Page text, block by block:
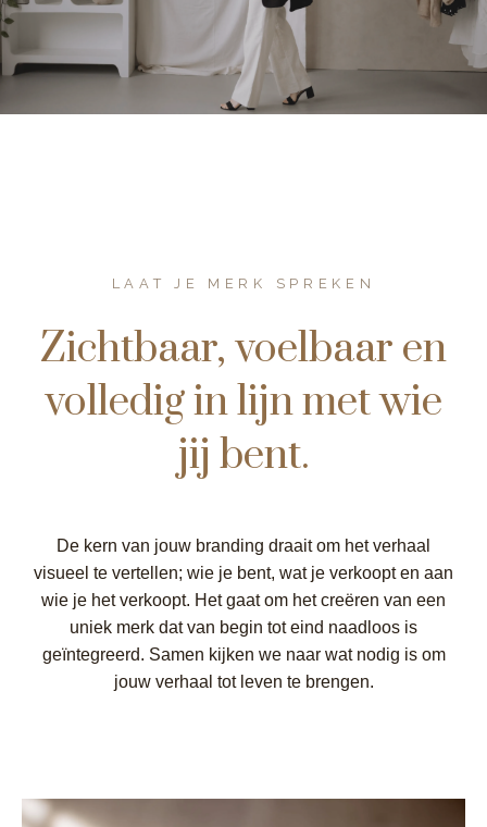
LAAT JE MERK SPREKEN
Zichtbaar, voelbaar en
volledig in lijn met wie
jij bent.
De kern van jouw branding draait om het verhaal
visueel te vertellen; wie je bent, wat je verkoopt en aan
wie je het verkoopt. Het gaat om het creëren van een
uniek merk dat van begin tot eind naadloos is
geïntegreerd. Samen kijken we naar wat nodig is om
jouw verhaal tot leven te brengen.